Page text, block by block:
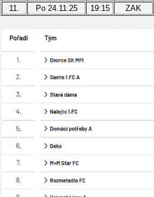
11.
Po 24.11.25 19:15 ZAK